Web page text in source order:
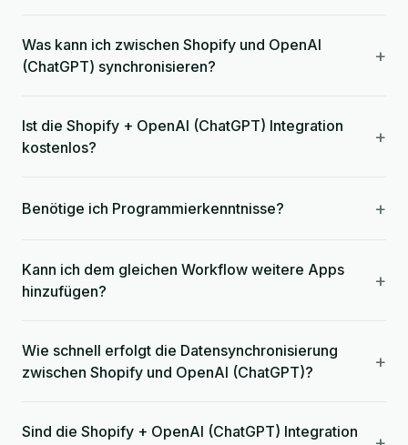
Was kann ich zwischen Shopify und OpenAI
(ChatGPT) synchronisieren?
+
Ist die Shopify + OpenAI (ChatGPT) Integration
kostenlos?
+
Benötige ich Programmierkenntnisse? +
Kann ich dem gleichen Workflow weitere Apps
hinzufügen?
+
Wie schnell erfolgt die Datensynchronisierung
zwischen Shopify und OpenAI (ChatGPT)?
+
Sind die Shopify + OpenAI (ChatGPT) Integration